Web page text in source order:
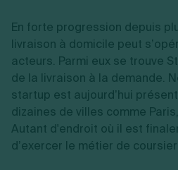
Construction/travaux
Restauration
Commerce
Transport
Autres
Ressources
Simulateur de choix de forme
Transmission universelle de
Augmentation de capital
Réduction de capital
Gérer son entreprise
Gestion comptable
Approbation des comptes
Dépôt de marque
Recherche d'antériorité
LMNP
Par métier
Conseil/finance
Vente en ligne
Services aux entreprises
Construction/travaux
Restauration
Commerce
Fiches SAS
Fiches EURL
Fiches SARL
Fiches SCI
Fiches auto-entrepreneur
Fiches association
Toutes les fiches sur la
Autres démarches
En forte progression depuis
livraison à domicile peut
acteurs. Parmi eux se trouve
de la livraison à la demande.
startup est aujourd’hui
dizaines de villes comme
Autant d'endroit où il est
d’exercer le métier de